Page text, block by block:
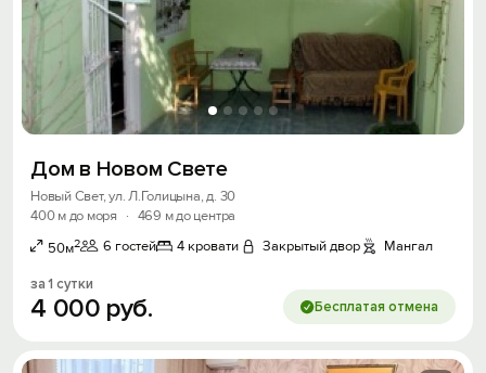
Дом в Новом Свете
Новый Свет, ул. Л.Голицына, д. 30
400 м до моря
· 469 м до центра
50м2 6 гостей 4 кровати Закрытый двор Мангал
за 1 сутки
4 000 руб. Бесплатая отмена
Скидка −5%
Хочешь дешевле? Оставь почту и получи
промокод на первое бронирование!
Войти
Войти с помощью